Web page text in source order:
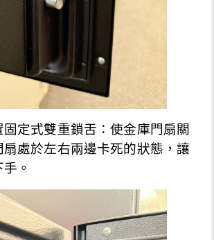
固定式雙重鎖舌：使金庫門扇關
扇處於左右兩邊卡死的狀態，讓
。